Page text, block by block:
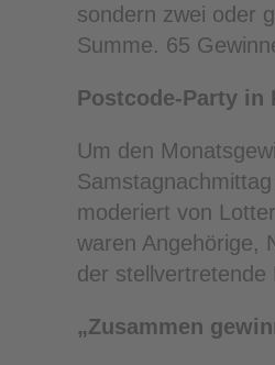
sondern zwei oder
Summe. 65
Postcode-Party in
Um den
moderiert von
waren Angehörige,
der stellvertretende
„Zusammen